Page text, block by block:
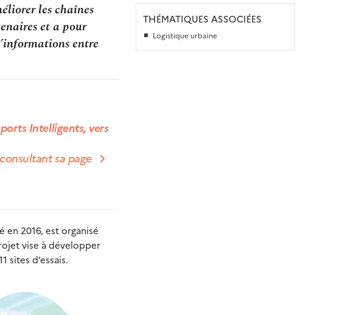
les chaînes
et a pour
entre
Intelligents, vers
sa page
2016, est organisé
vise à développer
d’essais.
THÉMATIQUES ASSOCIÉES
Logistique urbaine